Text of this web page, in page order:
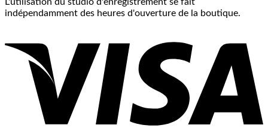
indépendamment des heures d'ouverture de la boutique.